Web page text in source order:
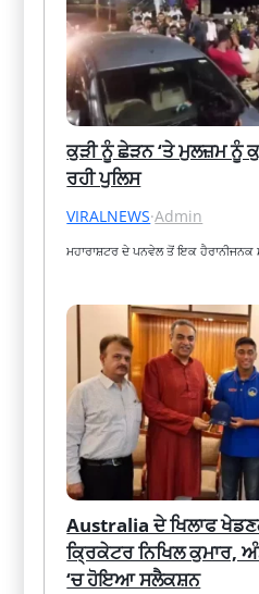
ਕੁੜੀ ਨੂੰ ਛੇੜਨ ‘ਤੇ ਮੁਲਜ਼ਮ ਨੂੰ
ਰਹੀ ਪੁਲਿਸ
VIRALNEWS·Admin
ਮਹਾਰਾਸ਼ਟਰ ਦੇ ਪਨਵੇਲ ਤੋਂ ਇਕ
Australia ਦੇ ਖਿਲਾਫ
ਕ੍ਰਿਕੇਟਰ ਨਿਖਿਲ ਕੁਮਾਰ,
‘ਚ ਹੋਇਆ ਸਲੈਕਸ਼ਨ